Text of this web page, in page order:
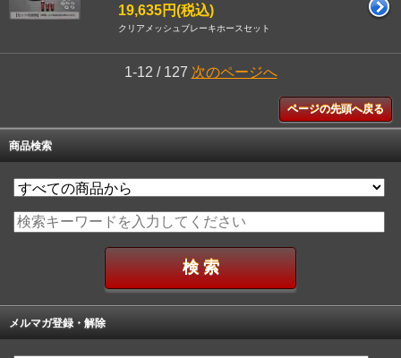
19,635円(税込)
クリアメッシュブレーキホースセット
1-12 / 127 次のページへ
ページの先頭へ戻る
商品検索
メルマガ登録・解除